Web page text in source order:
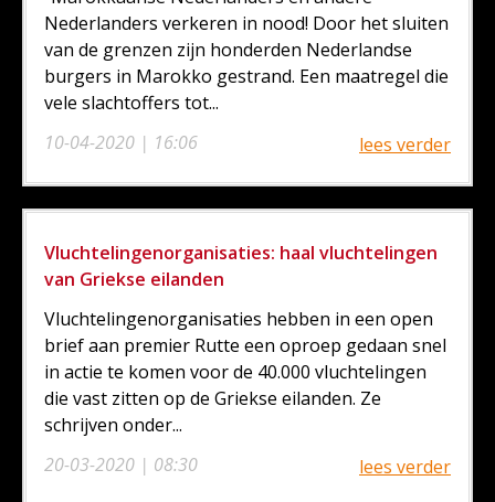
10-04-2020 | 16:06
Nederlanders verkeren in nood! Door het sluiten
van de grenzen zijn honderden Nederlandse
burgers in Marokko gestrand. Een maatregel die
vele slachtoffers tot...
lees verder
Vluchtelingenorganisaties: haal vluchtelingen
van Griekse eilanden
20-03-2020 | 08:30
Vluchtelingenorganisaties hebben in een open
brief aan premier Rutte een oproep gedaan snel
in actie te komen voor de 40.000 vluchtelingen
die vast zitten op de Griekse eilanden. Ze
schrijven onder...
lees verder